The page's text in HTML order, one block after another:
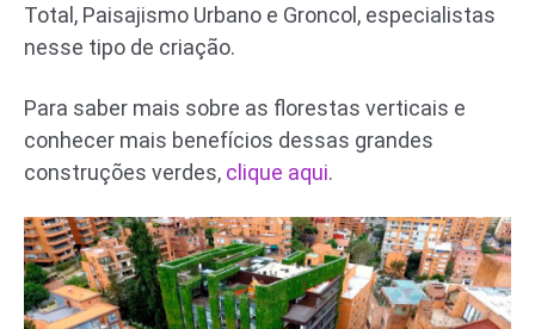
Total, Paisajismo Urbano e Groncol, especialistas
nesse tipo de criação.
Para saber mais sobre as florestas verticais e
conhecer mais benefícios dessas grandes
construções verdes, clique aqui.